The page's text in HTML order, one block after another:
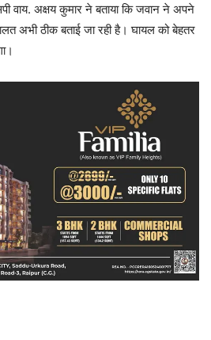
वाय. अक्षय कुमार ने बताया कि जवान ने अपने
अभी ठीक बताई जा रही है। घायल को बेहतर